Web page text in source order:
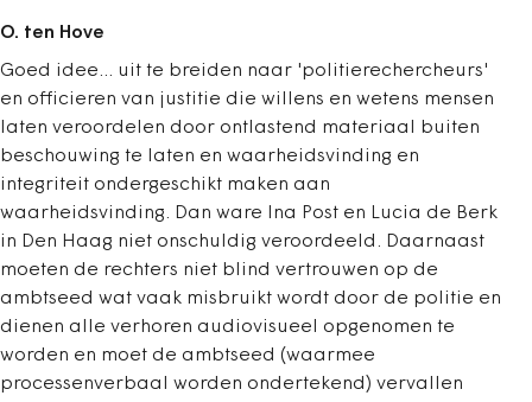
O. ten Hove
Goed idee... uit te breiden naar 'politierechercheurs'
en officieren van justitie die willens en wetens mensen
laten veroordelen door ontlastend materiaal buiten
beschouwing te laten en waarheidsvinding en
integriteit ondergeschikt maken aan
waarheidsvinding. Dan ware Ina Post en Lucia de Berk
in Den Haag niet onschuldig veroordeeld. Daarnaast
moeten de rechters niet blind vertrouwen op de
ambtseed wat vaak misbruikt wordt door de politie en
dienen alle verhoren audiovisueel opgenomen te
worden en moet de ambtseed (waarmee
processenverbaal worden ondertekend) vervallen